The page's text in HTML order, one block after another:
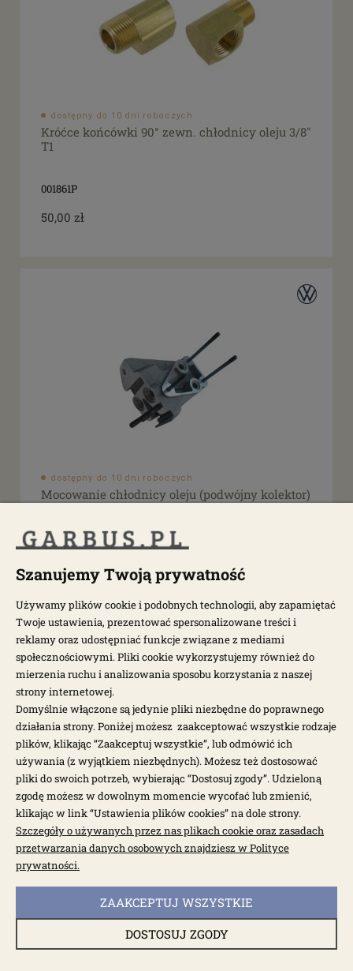
dostępny do 10 dni roboczych
Króćce końcówki 90° zewn. chłodnicy oleju 3/8"
T1
001861P
50,00 zł
dostępny do 10 dni roboczych
Mocowanie chłodnicy oleju (podwójny kolektor)
1823
226,00 zł
dostępne: 1 szt.
Mocowanie chłodnicy oleju 13/1600 T1 70-
280,00 zł
Szanujemy Twoją prywatność
Używamy plików cookie i podobnych technologii, aby zapamiętać
Twoje ustawienia, prezentować spersonalizowane treści i
reklamy oraz udostępniać funkcje związane z mediami
społecznościowymi. Pliki cookie wykorzystujemy również do
mierzenia ruchu i analizowania sposobu korzystania z naszej
strony internetowej.
Domyślnie włączone są jedynie pliki niezbędne do poprawnego
działania strony. Poniżej możesz zaakceptować wszystkie rodzaje
plików, klikając “Zaakceptuj wszystkie”, lub odmówić ich
używania (z wyjątkiem niezbędnych). Możesz też dostosować
pliki do swoich potrzeb, wybierając “Dostosuj zgody”. Udzieloną
zgodę możesz w dowolnym momencie wycofać lub zmienić,
klikając w link “Ustawienia plików cookies” na dole strony.
Szczegóły o używanych przez nas plikach cookie oraz zasadach
przetwarzania danych osobowych znajdziesz w Polityce
prywatności.
DOSTOSUJ ZGODY
ZAAKCEPTUJ WSZYSTKIE